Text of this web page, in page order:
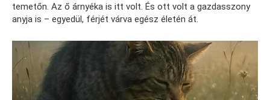
temetőn. Az ő árnyéka is itt volt. És ott volt a gazdasszony
anyja is – egyedül, férjét várva egész életén át.